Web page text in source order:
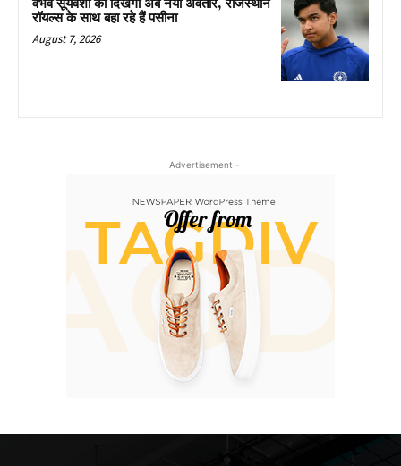
वैभव सूर्यवंशी का दिखेगा अब नया अवतार, राजस्थान
रॉयल्स के साथ बहा रहे हैं पसीना
August 7, 2026
- Advertisement -